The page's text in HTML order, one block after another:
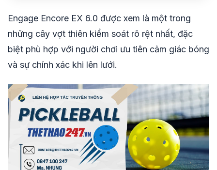
Engage Encore EX 6.0 được xem là một trong
những cây vợt thiên kiểm soát rõ rệt nhất, đặc
biệt phù hợp với người chơi ưu tiên cảm giác bóng
và sự chính xác khi lên lưới.